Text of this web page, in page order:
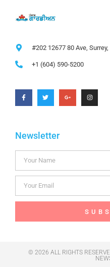
#202 12677 80 Ave, Surrey,
+1 (604) 590-5200
Newsletter
© 2026 ALL RIGHTS